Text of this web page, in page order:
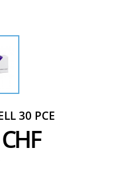
30 PCE